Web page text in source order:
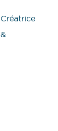
Créatrice
&